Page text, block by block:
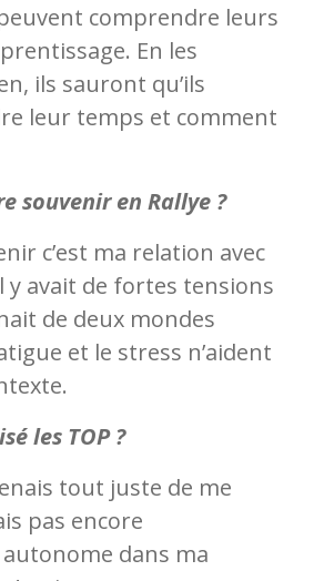
comprendre leurs
En les
ils sauront qu’ils
leur temps et comment
souvenir en Rallye ?
c’est ma relation avec
y avait de fortes tensions
de deux mondes
et le stress n’aident
les TOP ?
tout juste de me
pas encore
dans ma